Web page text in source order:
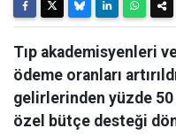
Tıp akademisyenleri
ödeme oranları
gelirlerinden yüzde
özel bütçe desteği